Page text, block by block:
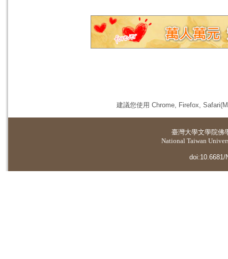
建議您使用 Chrome, Firefox,
臺灣大學文學院佛
National Taiwan
doi:10.6681/